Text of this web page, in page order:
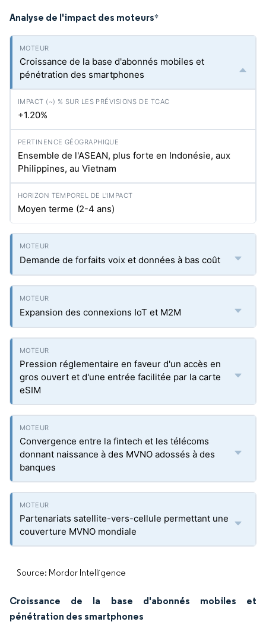
Analyse de l'impact des moteurs*
Croissance de la base d'abonnés mobiles et
pénétration des smartphones
+1.20%
Ensemble de l'ASEAN, plus forte en Indonésie, aux
Philippines, au Vietnam
Moyen terme (2-4 ans)
Demande de forfaits voix et données à bas coût
Expansion des connexions IoT et M2M
Pression réglementaire en faveur d'un accès en
gros ouvert et d'une entrée facilitée par la carte
eSIM
Convergence entre la fintech et les télécoms
donnant naissance à des MVNO adossés à des
banques
Partenariats satellite-vers-cellule permettant une
couverture MVNO mondiale
Source: Mordor Intelligence
Croissance de la base d'abonnés mobiles et
pénétration des smartphones